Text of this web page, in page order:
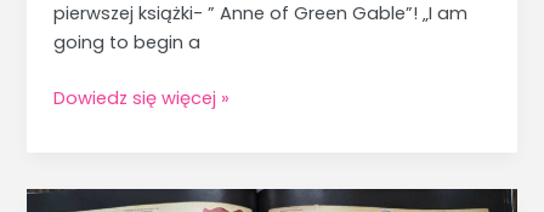
pierwszej książki- ” Anne of Green Gable”! „I am
going to begin a
Dowiedz się więcej »
Spuścizna